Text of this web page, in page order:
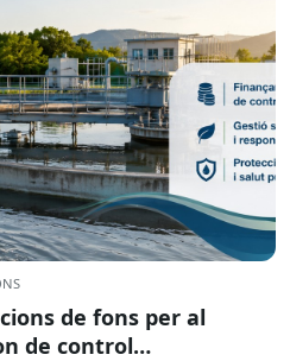
de fons per al
de control